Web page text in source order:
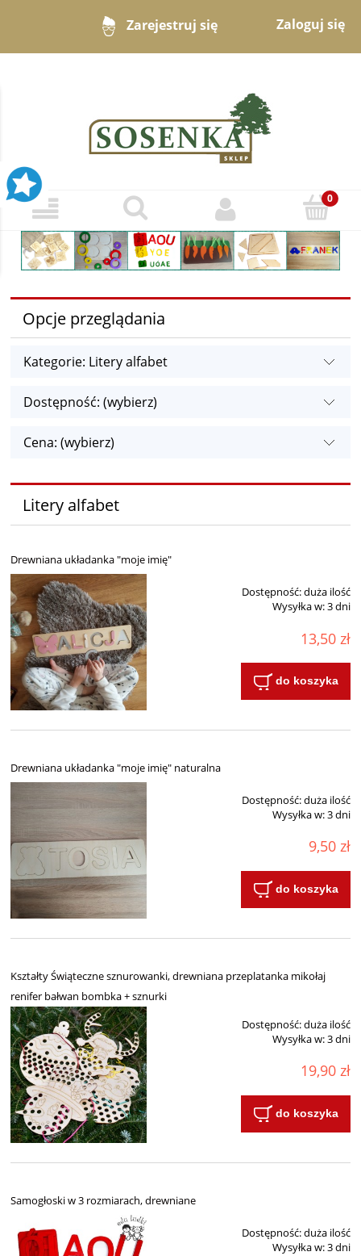
Zarejestruj się Zaloguj się
Opcje przeglądania
Kategorie: Litery alfabet
Dostępność: (wybierz)
Cena: (wybierz)
Litery alfabet
Drewniana układanka "moje imię"
Dostępność:duża ilość
Wysyłka w:3 dni
13,50 zł
do koszyka
Drewniana układanka "moje imię" naturalna
Dostępność:duża ilość
Wysyłka w:3 dni
9,50 zł
do koszyka
Kształty Świąteczne sznurowanki, drewniana przeplatanka mikołaj
renifer bałwan bombka + sznurki
Dostępność:duża ilość
Wysyłka w:3 dni
19,90 zł
do koszyka
Samogłoski w 3 rozmiarach, drewniane
Dostępność:duża ilość
Wysyłka w:3 dni